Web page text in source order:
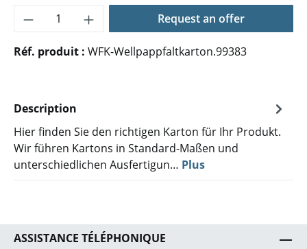
Quantité de produit : Entrez la
Request an offer
Réf. produit : WFK-Wellpappfaltkarton.99383
Description
Hier finden Sie den richtigen Karton für Ihr Produkt.
Wir führen Kartons in Standard-Maßen und
unterschiedlichen Ausfertigun… Plus
ASSISTANCE TÉLÉPHONIQUE